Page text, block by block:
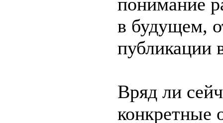
в будущем,
публикации
Вряд ли
конкретные